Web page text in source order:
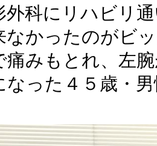
外科にリハビリ
なかったのがビッ
痛みもとれ、左
なった４５歳・